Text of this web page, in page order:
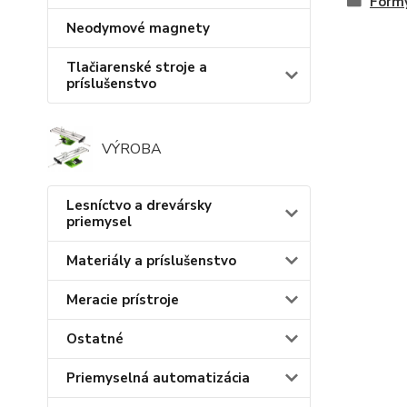
Neodymové magnety
Tlačiarenské stroje a
príslušenstvo
VÝROBA
Lesníctvo a drevársky
priemysel
Materiály a príslušenstvo
Meracie prístroje
Ostatné
Priemyselná automatizácia